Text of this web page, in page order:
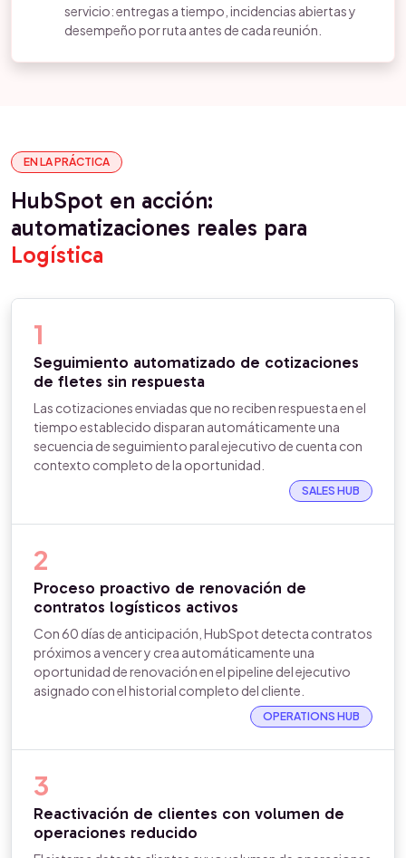
servicio: entregas a tiempo, incidencias abiertas y
desempeño por ruta antes de cada reunión.
EN LA PRÁCTICA
HubSpot en acción:
automatizaciones reales para
Logística
1
Seguimiento automatizado de cotizaciones
de fletes sin respuesta
Las cotizaciones enviadas que no reciben respuesta en el
tiempo establecido disparan automáticamente una
secuencia de seguimiento paral ejecutivo de cuenta con
contexto completo de la oportunidad.
SALES HUB
2
Proceso proactivo de renovación de
contratos logísticos activos
Con 60 días de anticipación, HubSpot detecta contratos
próximos a vencer y crea automáticamente una
oportunidad de renovación en el pipeline del ejecutivo
asignado con el historial completo del cliente.
OPERATIONS HUB
3
Reactivación de clientes con volumen de
operaciones reducido